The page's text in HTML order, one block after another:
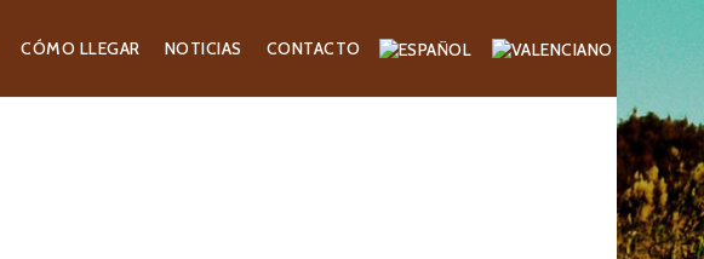
CÓMO LLEGAR NOTICIAS CONTACTO